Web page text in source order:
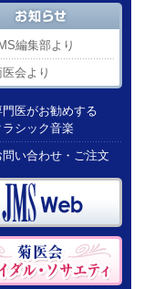
編集部より
医会より
門医がお勧めする
ラシック音楽
問い合わせ・ご注文